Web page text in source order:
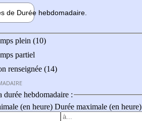
de Durée hebdomadaire
plein (10)
partiel
renseignée (14)
durée hebdomadaire :
(en heure) Durée maximale (en heure)